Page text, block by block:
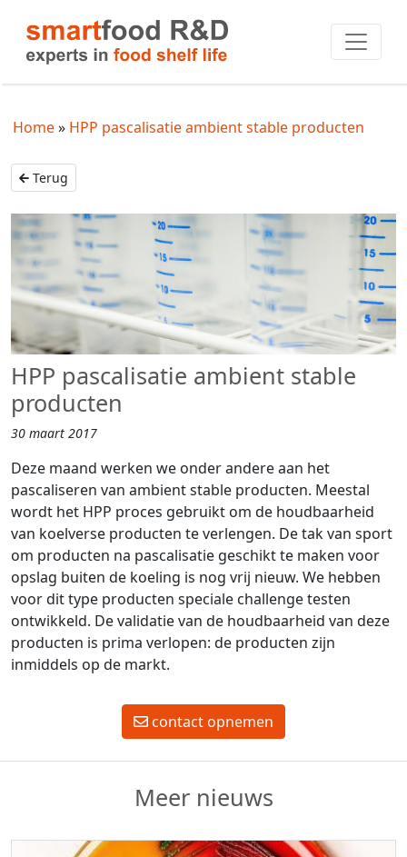
Home HPP pascalisatie ambient stable producten
Terug
HPP pascalisatie ambient stable
producten
30 maart 2017
Deze maand werken we onder andere aan het
pascaliseren van ambient stable producten. Meestal
wordt het HPP proces gebruikt om de houdbaarheid
van koelverse producten te verlengen. De tak van sport
om producten na pascalisatie geschikt te maken voor
opslag buiten de koeling is nog vrij nieuw. We hebben
voor dit type producten speciale challenge testen
ontwikkeld. De validatie van de houdbaarheid van deze
producten is prima verlopen: de producten zijn
inmiddels op de markt.
contact opnemen
Meer nieuws